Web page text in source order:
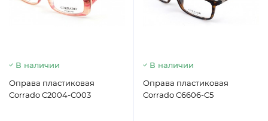
В наличии
Оправа пластиковая
Corrado C2004-C003
В наличии
Оправа пластиковая
Corrado C6606-C5